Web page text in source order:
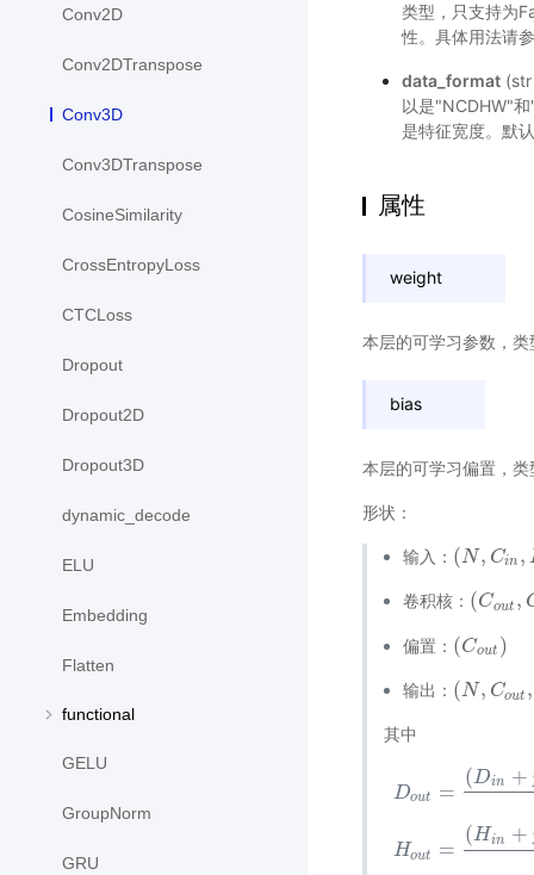
Conv2D
Conv2DTranspose
Conv3D
Conv3DTranspose
CosineSimilarity
CrossEntropyLoss
CTCLoss
Dropout
Dropout2D
Dropout3D
dynamic_decode
ELU
Embedding
Flatten
functional
GELU
GroupNorm
GRU
类型，只支持为
性。具体用法请
data_format(str
以是"NCDHW"
是特征宽度。默
属性
weight
本层的可学习参数，
bias
本层的可学习偏置，
形状：
输入： (N, Cin ,
(N,C in,Din
卷积核： (Cout ,
(Cout,Ci
偏置： (Cout )
(Cout)
输出： (N, Cout ,
(N,C out,D
其中
Dout
Hout
=
(Din +
=
(Hin +
Dout= Din +paddin